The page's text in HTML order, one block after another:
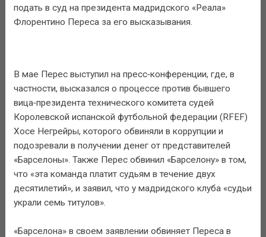
подать в суд на президента мадридского «Реала»
Флорентино Переса за его высказывания.
В мае Перес выступил на пресс‑конференции, где, в
частности, высказался о процессе против бывшего
вица‑президента технического комитета судей
Королевской испанской футбольной федерации (RFEF)
Хосе Негрейры, которого обвиняли в коррупции и
подозревали в получении денег от представителей
«Барселоны». Также Перес обвинил «Барселону» в том,
что «эта команда платит судьям в течение двух
десятилетий», и заявил, что у мадридского клуба «судьи
украли семь титулов».
«Барселона» в своем заявлении обвиняет Переса в